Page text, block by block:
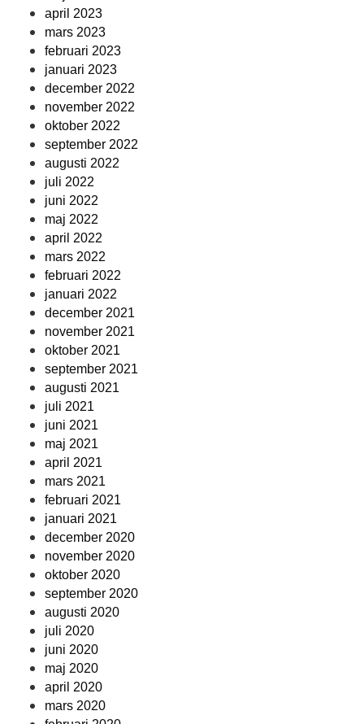
april 2023
mars 2023
februari 2023
januari 2023
december 2022
november 2022
oktober 2022
september 2022
augusti 2022
juli 2022
juni 2022
maj 2022
april 2022
mars 2022
februari 2022
januari 2022
december 2021
november 2021
oktober 2021
september 2021
augusti 2021
juli 2021
juni 2021
maj 2021
april 2021
mars 2021
februari 2021
januari 2021
december 2020
november 2020
oktober 2020
september 2020
augusti 2020
juli 2020
juni 2020
maj 2020
april 2020
mars 2020